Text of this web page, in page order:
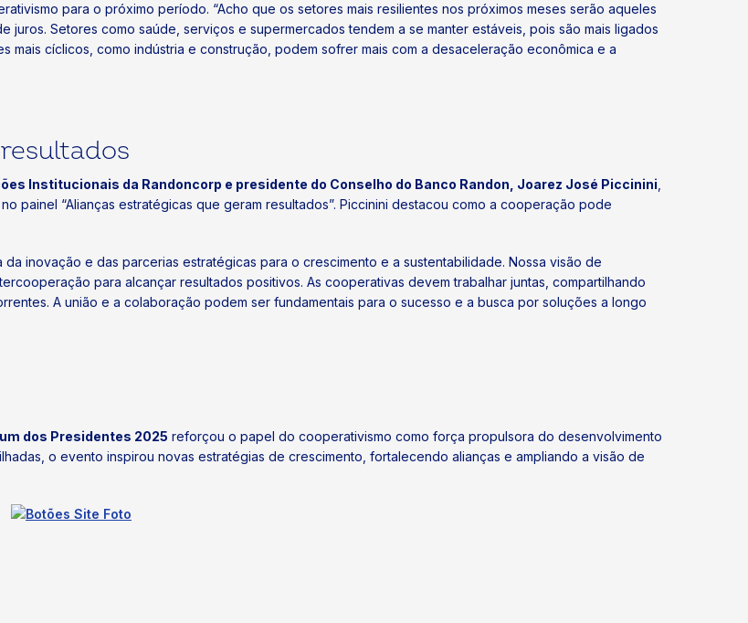
para o próximo período. “Acho que os setores mais resilientes nos próximos meses serão aqueles
Setores como saúde, serviços e supermercados tendem a se manter estáveis, pois são mais ligados
mais cíclicos, como indústria e construção, podem sofrer mais com a desaceleração econômica e a
Institucionais da Randoncorp e presidente do Conselho do Banco Randon, Joarez José Piccinini
painel “Alianças estratégicas que geram resultados”. Piccinini destacou como a cooperação pode
inovação e das parcerias estratégicas para o crescimento e a sustentabilidade. Nossa visão de
para alcançar resultados positivos. As cooperativas devem trabalhar juntas, compartilhando
A união e a colaboração podem ser fundamentais para o sucesso e a busca por soluções a longo
dos Presidentes 2025 reforçou o papel do cooperativismo como força propulsora do desenvolvimento
o evento inspirou novas estratégias de crescimento, fortalecendo alianças e ampliando a visão de